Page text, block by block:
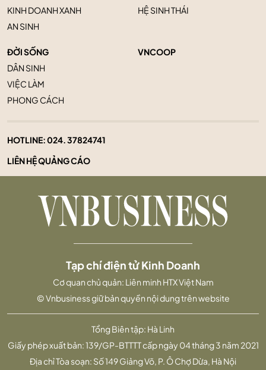
KINH DOANH XANH
AN SINH
HỆ SINH THÁI
ĐỜI SỐNG
DÂN SINH
VIỆC LÀM
PHONG CÁCH
VNCOOP
HOTLINE:024. 37824741
LIÊN HỆ QUẢNG CÁO
Tổng Biên tập: Hà Linh
Giấy phép xuất bản: 139/GP-BTTTT cấp ngày 04 tháng 3 năm 2021
Địa chỉ Tòa soạn: Số 149 Giảng Võ, P. Ô Chợ Dừa, Hà Nội
Tạp chí điện tử Kinh Doanh
Cơ quan chủ quản: Liên minh HTX Việt Nam
© Vnbusiness giữ bản quyền nội dung trên website